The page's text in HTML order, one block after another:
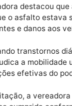
buraco na
e danos